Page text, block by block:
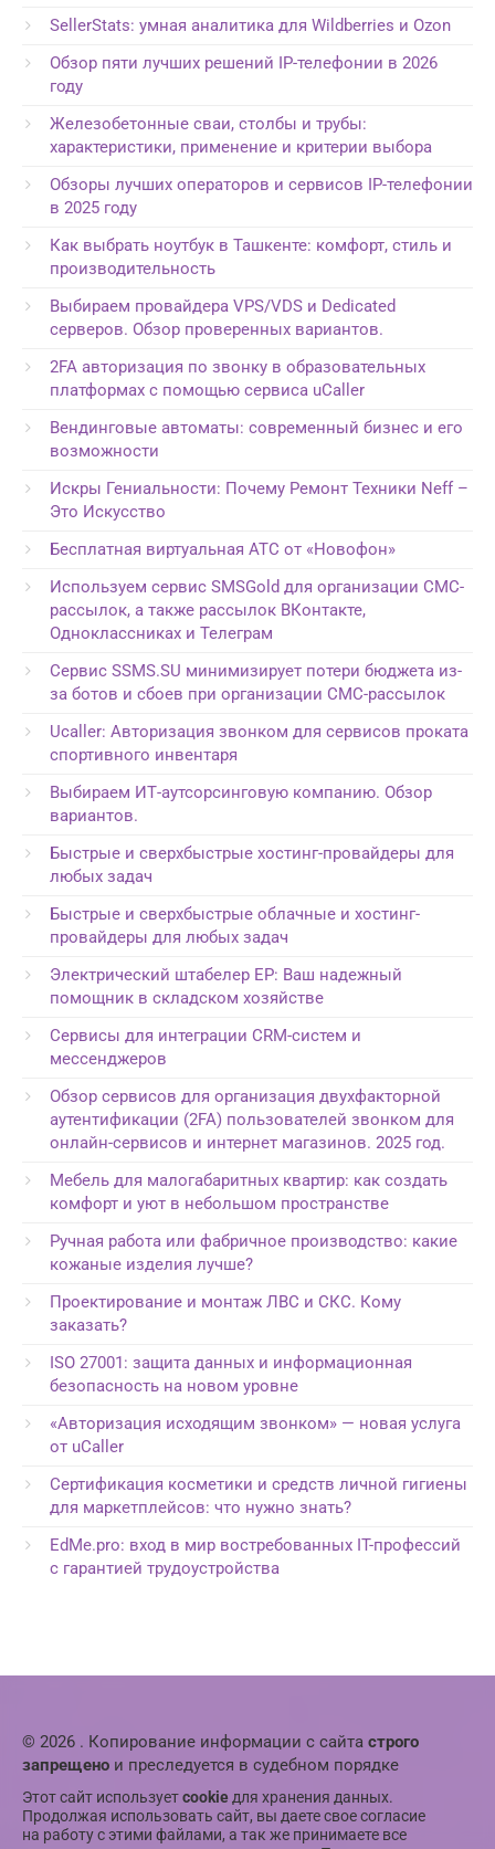
SellerStats: умная аналитика для Wildberries и Ozon
Обзор пяти лучших решений IP-телефонии в 2026
году
Железобетонные сваи, столбы и трубы:
характеристики, применение и критерии выбора
Обзоры лучших операторов и сервисов IP-телефонии
в 2025 году
Как выбрать ноутбук в Ташкенте: комфорт, стиль и
производительность
Выбираем провайдера VPS/VDS и Dedicated
серверов. Обзор проверенных вариантов.
2FA авторизация по звонку в образовательных
платформах с помощью сервиса uCaller
Вендинговые автоматы: современный бизнес и его
возможности
Искры Гениальности: Почему Ремонт Техники Neff –
Это Искусство
Бесплатная виртуальная АТС от «Новофон»
Используем сервис SMSGold для организации СМС-
рассылок, а также рассылок ВКонтакте,
Одноклассниках и Телеграм
Сервис SSMS.SU минимизирует потери бюджета из-
за ботов и сбоев при организации СМС-рассылок
Ucaller: Авторизация звонком для сервисов проката
спортивного инвентаря
Выбираем ИТ-аутсорсинговую компанию. Обзор
вариантов.
Быстрые и сверхбыстрые хостинг-провайдеры для
любых задач
Быстрые и сверхбыстрые облачные и хостинг-
провайдеры для любых задач
Электрический штабелер EP: Ваш надежный
помощник в складском хозяйстве
Сервисы для интеграции CRM-систем и
мессенджеров
Обзор сервисов для организация двухфакторной
аутентификации (2FA) пользователей звонком для
онлайн-сервисов и интернет магазинов. 2025 год.
Мебель для малогабаритных квартир: как создать
комфорт и уют в небольшом пространстве
Ручная работа или фабричное производство: какие
кожаные изделия лучше?
Проектирование и монтаж ЛВС и СКС. Кому
заказать?
ISO 27001: защита данных и информационная
безопасность на новом уровне
«Авторизация исходящим звонком» — новая услуга
от uCaller
Сертификация косметики и средств личной гигиены
для маркетплейсов: что нужно знать?
EdMe.pro: вход в мир востребованных IT-профессий
с гарантией трудоустройства
© 2026 . Копирование информации с сайта строго
запрещено и преследуется в судебном порядке
Этот сайт используетcookie для хранения данных.
Продолжая использовать сайт, вы даете свое согласие
на работу с этими файлами, а так же принимаете все